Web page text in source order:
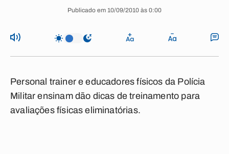
Publicado em 10/09/2010 às 0:00
Personal trainer e educadores físicos da Polícia
Militar ensinam dão dicas de treinamento para
avaliações físicas eliminatórias.